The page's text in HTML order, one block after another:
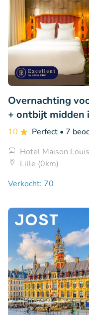
Overnachting
+ ontbijt midden
10 Perfect • 7
Hotel Maison
Lille (0km)
Verkocht: 70